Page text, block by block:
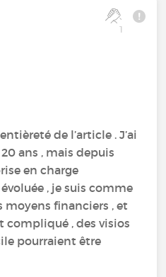
1
de l’article . J’ai
ans , mais depuis
en charge
, je suis comme
moyens financiers , et
compliqué , des visios
pourraient être